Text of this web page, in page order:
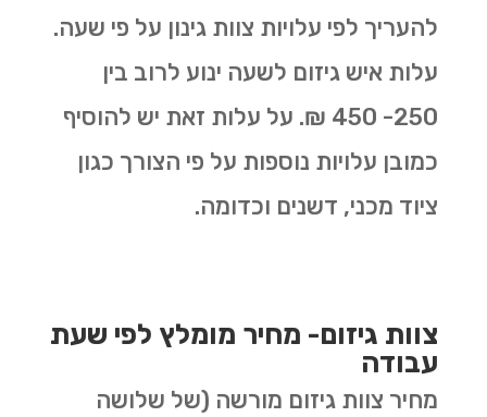
להעריך לפי עלויות צוות גינון על פי שעה.
עלות איש גיזום לשעה ינוע לרוב בין
250- 450 ₪. על עלות זאת יש להוסיף
כמובן עלויות נוספות על פי הצורך כגון
ציוד מכני, דשנים וכדומה.
צוות גיזום- מחיר מומלץ לפי שעת
עבודה
מחיר צוות גיזום מורשה (של שלושה